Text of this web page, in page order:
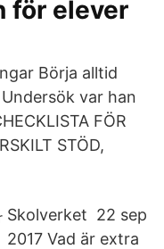
för elever
Börja alltid
var han
FÖR
STÖD,
Skolverket 22 sep
2017 Vad är extra